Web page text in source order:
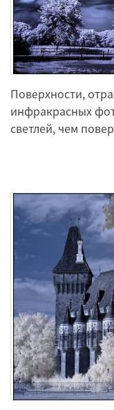
Поверхности,
инфракрасных
светлей, чем